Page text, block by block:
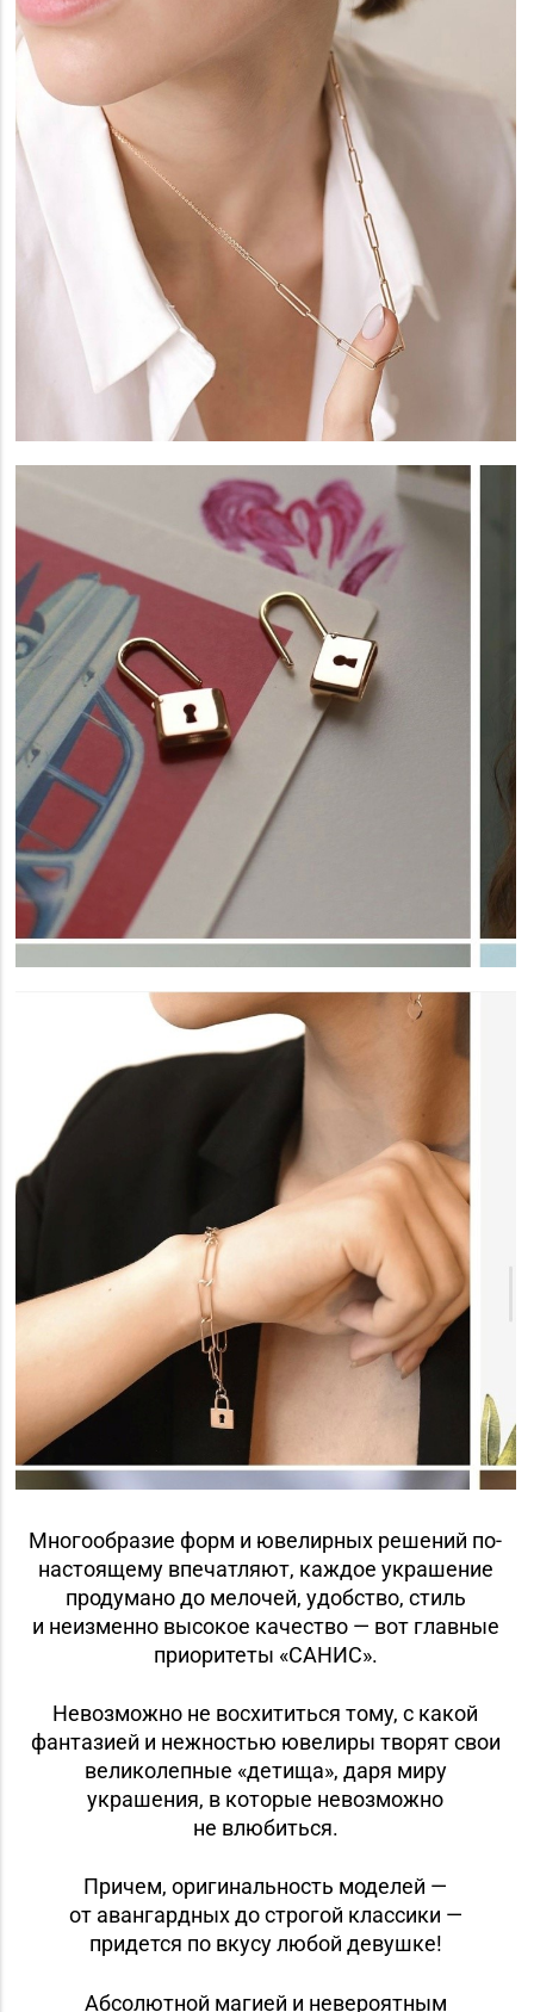
Многообразие форм и ювелирных решений по-
настоящему впечатляют, каждое украшение
продумано до мелочей, удобство, стиль
и неизменно высокое качество — вот главные
приоритеты «САНИС».
Невозможно не восхититься тому, с какой
фантазией и нежностью ювелиры творят свои
великолепные «детища», даря миру
украшения, в которые невозможно
не влюбиться.
Причем, оригинальность моделей —
от авангардных до строгой классики —
придется по вкусу любой девушке!
Абсолютной магией и невероятным